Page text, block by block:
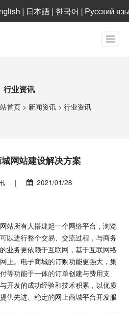
| 日本語 | 한국어 | Русский
行业资讯
首页 > 新闻资讯 > 行业资讯
网站建设解决方案
| 2021/01/28
站所有人搭建起一个网络平台，浏览
以进行整个交易、交流过程，与商务
业务更依赖于互联网，基于互联网络
上。电子商城的订购功能更强大，集
等功能于一体的订单创建与费用支
开发的成功经验和技术积累，以优质
供先进、稳定的网上商城平台开发服